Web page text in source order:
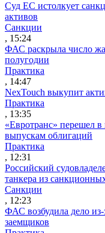
Суд ЕС истолкует
активов
Санкции
, 15:24
ФАС раскрыла число
полугодии
Практика
, 14:47
NexTouch выкупит
Практика
, 13:35
«Евротранс» перешел
выпускам облигаций
Практика
, 12:31
Российский
танкера из
Санкции
, 12:23
ФАС возбудила дело
заемщиков